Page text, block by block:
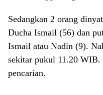
Sedangkan 2 orang
Ducha Ismail (56) dan
Ismail atau Nadin (9).
sekitar pukul 11.20 WIB.
pencarian.